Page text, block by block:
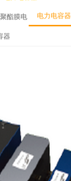
酯膜电
器
电力电容器